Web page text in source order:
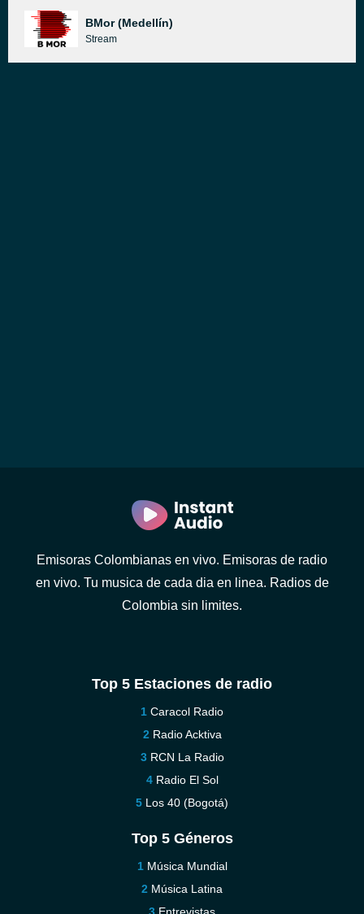
BMor (Medellín)
Stream
Emisoras Colombianas en vivo. Emisoras de radio
en vivo. Tu musica de cada dia en linea. Radios de
Colombia sin limites.
Top 5 Estaciones de radio
Caracol Radio
Radio Acktiva
RCN La Radio
Radio El Sol
Los 40 (Bogotá)
Top 5 Géneros
Música Mundial
Música Latina